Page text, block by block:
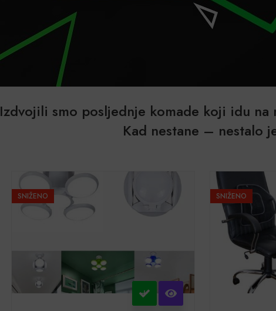
Izdvojili smo posljednje komade koji idu na
Kad nestane – nestalo
SNIŽENO SNIŽENO